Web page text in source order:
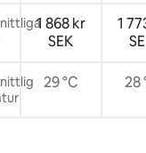
1 868 kr
SEK
1
29 °C 28